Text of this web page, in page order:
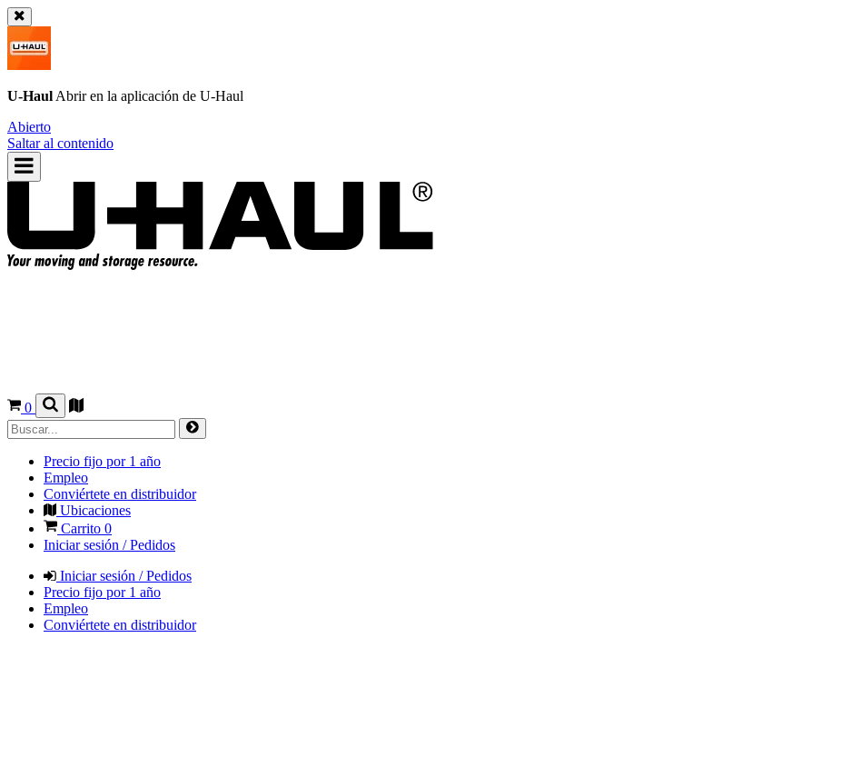
U-Haul Abrir en la aplicación de U-Haul
Abierto
Saltar al contenido
0
Precio fijo por 1 año
Empleo
Conviértete en distribuidor
Ubicaciones
Carrito 0
Iniciar sesión / Pedidos
Iniciar sesión / Pedidos
Precio fijo por 1 año
Empleo
Conviértete en distribuidor